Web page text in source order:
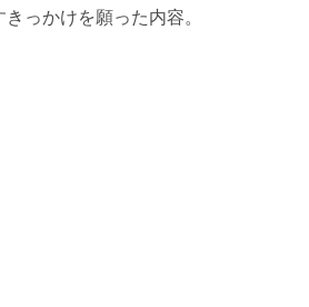
っかけを願った内容。